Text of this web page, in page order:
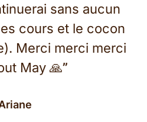
sans aucun
cours et le cocon
Merci merci merci
May 🙏”